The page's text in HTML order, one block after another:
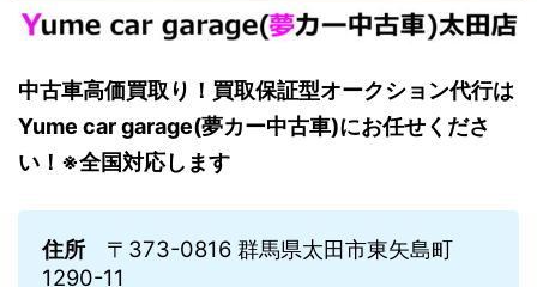
中古車高価買取り！買取保証型オークション代行は
Yume car garage(夢カー中古車)にお任せくださ
い！※全国対応します
住所 〒373-0816 群馬県太田市東矢島町
1290-11